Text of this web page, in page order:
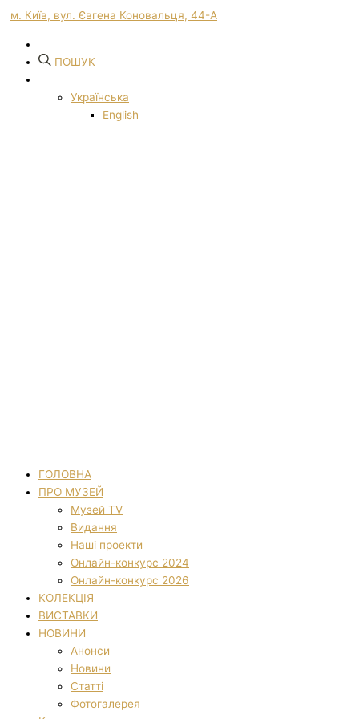
м. Київ, вул. Євгена Коновальця, 44-А
ПОШУК
Українська
English
ГОЛОВНА
ПРО МУЗЕЙ
Музей TV
Видання
Наші проекти
Онлайн-конкурс 2024
Онлайн-конкурс 2026
КОЛЕКЦІЯ
ВИСТАВКИ
НОВИНИ
Анонси
Новини
Статті
Фотогалерея